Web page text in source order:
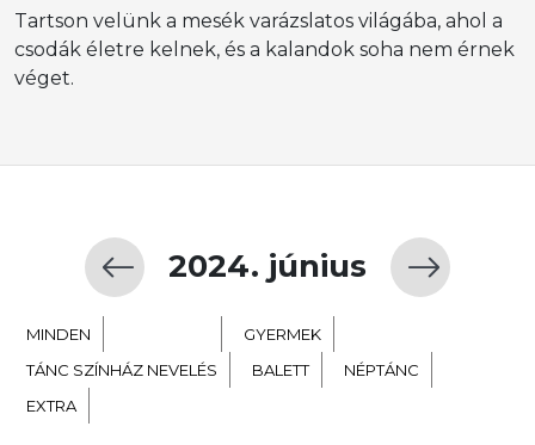
Tartson velünk a mesék varázslatos világába, ahol a
csodák életre kelnek, és a kalandok soha nem érnek
véget.
2024. június
MINDEN
GYERMEK
TÁNC SZÍNHÁZ NEVELÉS
BALETT
NÉPTÁNC
EXTRA